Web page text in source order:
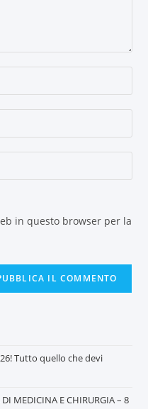
in questo browser per la
Tutto quello che devi
MEDICINA E CHIRURGIA – 8